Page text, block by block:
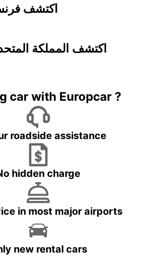
اكتشف
اكتشف المملكة
car with Europcar ?
roadside assistance
hidden charge
in most major airports
new rental cars